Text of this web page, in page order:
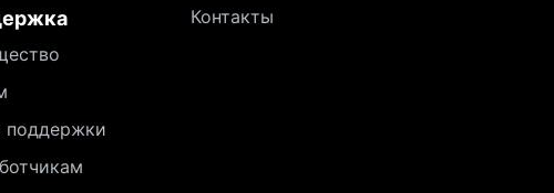
поддержки
Контакты